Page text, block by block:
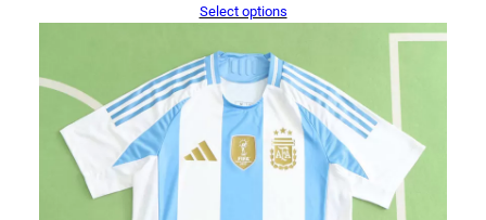
Select options